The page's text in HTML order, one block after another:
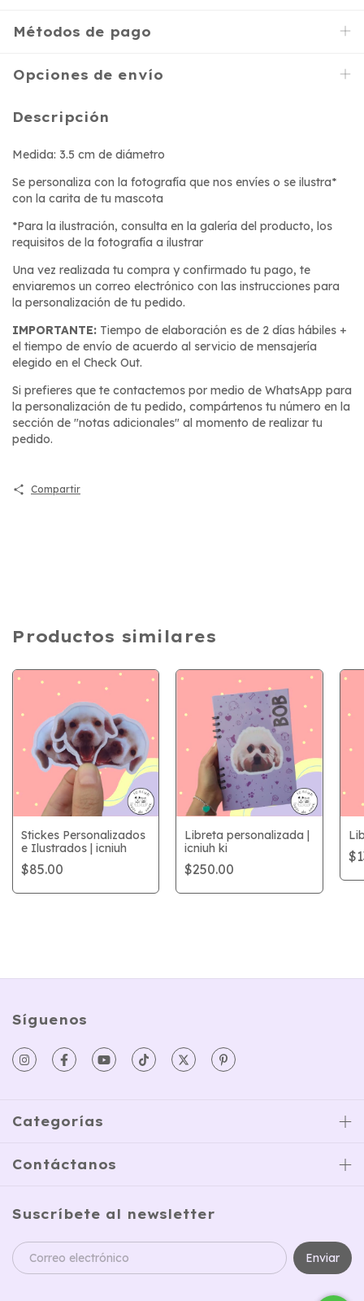
Métodos de pago
Opciones de envío
Descripción
Medida: 3.5 cm de diámetro
Se personaliza con la fotografía que nos envíes o se ilustra*
con la carita de tu mascota
*Para la ilustración, consulta en la galería del producto, los
requisitos de la fotografía a ilustrar
Una vez realizada tu compra y confirmado tu pago, te
enviaremos un correo electrónico con las instrucciones para
la personalización de tu pedido.
IMPORTANTE: Tiempo de elaboración es de 2 días hábiles +
el tiempo de envío de acuerdo al servicio de mensajería
elegido en el Check Out.
Si prefieres que te contactemos por medio de WhatsApp para
la personalización de tu pedido, compártenos tu número en la
sección de "notas adicionales" al momento de realizar tu
pedido.
Compartir
Productos similares
Stickes Personalizados
e Ilustrados | icniuh
$85.00
Libreta personalizada |
icniuh ki
$250.00
Síguenos
Categorías
Contáctanos
Suscríbete al newsletter